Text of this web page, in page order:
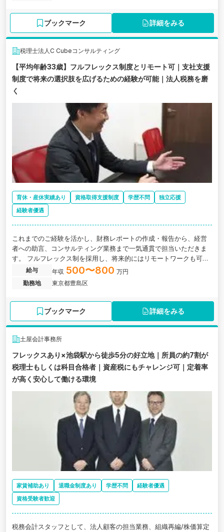
ブックマーク 詳細をみる
税理士法人C Cubeコンサルティング
【平均年齢33歳】フルフレックス制度とリモート可｜支社支援
制度で将来の選択肢を広げるための経験が可能｜法人税務を磨
く
育休・産休実績あり 資格取得支援制度 学歴不問
独立応援
経験者優遇
これまでのご経験を活かし、財務レポートの作成・報告から、経営
者への助言、コンサルティング業務まで一気通貫で担当いただきま
す。 フルフレックス制を採用し、将来的にはリモートワークも可能
な柔軟な働き方のもと、独立後にも通用する実践的なスキルを磨け
る税理士法人です。
給与 年収 500〜800 万円
勤務地
東京都豊島区
ブックマーク 詳細をみる
土屋会計事務所
フレックスあり×池袋駅から徒歩5分の好立地｜所員の約7割が
税理士もしくは科目合格者｜資産税にもチャレンジ可｜定着率
が高く安心して働ける環境
家賃補助あり 退職金制度あり 学歴不問
経験者優遇
資格受験者歓迎
税務会計スタッフとして、法人顧客の担当業務、組織再編/株価算定